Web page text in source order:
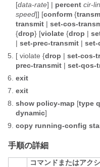
[data-rate] | percent cir-
speed]] [conform {
transmit | set-cos-
{drop} [violate {drop |
| set-prec-transmit | set-
[ violate {drop | set-cos-
prec-transmit | set-qos-
exit
exit
show policy-map [type
dynamic]
copy running-config
手順の詳細
コマンドまたはアク